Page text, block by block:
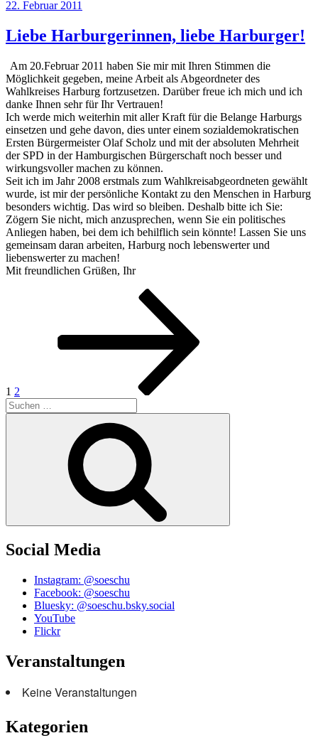
Rönneburg
2013“
Veröffentlicht
22. Februar 2011
Liebe Harburgerinnen, liebe Harburger!
Am 20.Februar 2011 haben Sie mir mit Ihren Stimmen die
Möglichkeit gegeben, meine Arbeit als Abgeordneter des
Wahlkreises Harburg fortzusetzen. Darüber freue ich mich und ich
danke Ihnen sehr für Ihr Vertrauen!
Ich werde mich weiterhin mit aller Kraft für die Belange Harburgs
einsetzen und gehe davon, dies unter einem sozialdemokratischen
Ersten Bürgermeister Olaf Scholz und mit der absoluten Mehrheit
der SPD in der Hamburgischen Bürgerschaft noch besser und
wirkungsvoller machen zu können.
Seit ich im Jahr 2008 erstmals zum Wahlkreisabgeordneten gewählt
wurde, ist mir der persönliche Kontakt zu den Menschen in Harburg
besonders wichtig. Das wird so bleiben. Deshalb bitte ich Sie:
Zögern Sie nicht, mich anzusprechen, wenn Sie ein politisches
Anliegen haben, bei dem ich behilflich sein könnte! Lassen Sie uns
gemeinsam daran arbeiten, Harburg noch lebenswerter und
liebenswerter zu machen!
Mit freundlichen Grüßen, Ihr
Seitennummerierung
Beiträge
1 2
Suchen
nach:
Social Media
Instagram: @soeschu
Facebook: @soeschu
Bluesky: @soeschu.bsky.social
YouTube
Flickr
Veranstaltungen
Keine Veranstaltungen
Kategorien